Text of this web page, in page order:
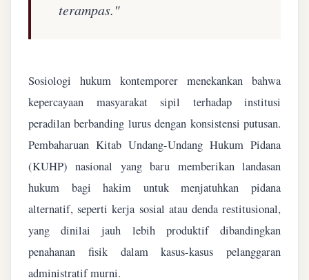
terampas."
Sosiologi hukum kontemporer menekankan bahwa
kepercayaan masyarakat sipil terhadap institusi
peradilan berbanding lurus dengan konsistensi putusan.
Pembaharuan Kitab Undang-Undang Hukum Pidana
(KUHP) nasional yang baru memberikan landasan
hukum bagi hakim untuk menjatuhkan pidana
alternatif, seperti kerja sosial atau denda restitusional,
yang dinilai jauh lebih produktif dibandingkan
penahanan fisik dalam kasus-kasus pelanggaran
administratif murni.